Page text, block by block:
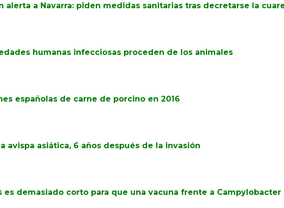
alerta a Navarra: piden medidas sanitarias tras decretarse la
humanas infecciosas proceden de los animales
españolas de carne de porcino en 2016
avispa asiática, 6 años después de la invasión
es demasiado corto para que una vacuna frente a Campylobacter